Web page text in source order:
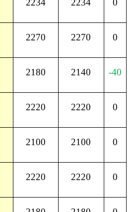
2234 2234 0
2270 2270 0
2180 2140 -40
2220 2220 0
2100 2100 0
2220 2220 0